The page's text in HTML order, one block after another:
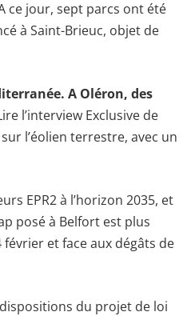
ce jour, sept parcs ont été
à Saint-Brieuc, objet de
A Oléron, des
l’interview Exclusive de
l’éolien terrestre, avec un
EPR2 à l’horizon 2035, et
posé à Belfort est plus
et face aux dégâts de
du projet de loi